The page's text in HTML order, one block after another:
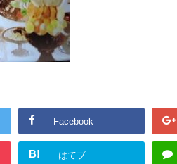
Facebook
B! はてブ